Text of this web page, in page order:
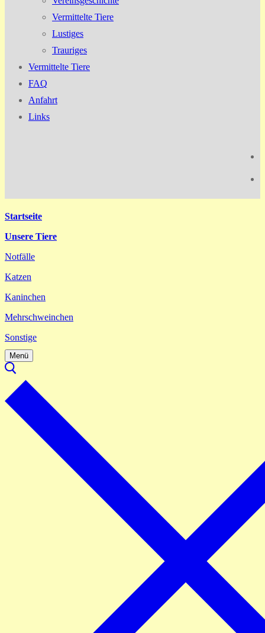
Vermittelte Tiere
Lustiges
Trauriges
Vermittelte Tiere
FAQ
Anfahrt
Links
Startseite
Unsere Tiere
Notfälle
Katzen
Kaninchen
Mehrschweinchen
Sonstige
Menü